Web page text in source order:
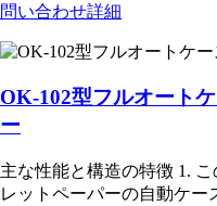
問い合わせ詳細
OK-102型フルオート
ー
主な性能と構造の特徴 1.
レットペーパーの自動ケー